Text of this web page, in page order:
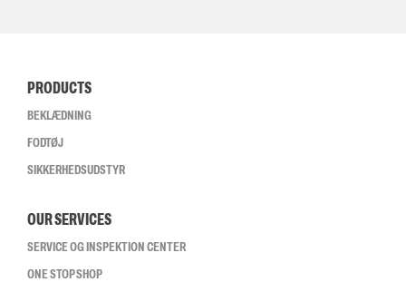
PRODUCTS
BEKLÆDNING
FODTØJ
SIKKERHEDSUDSTYR
OUR SERVICES
SERVICE OG INSPEKTION CENTER
ONE STOP SHOP